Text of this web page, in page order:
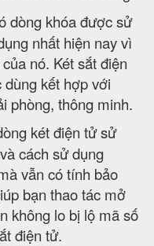
dòng khóa được sử
nhất hiện nay vì
nó. Két sắt điện
kết hợp với
phòng, thông minh.
két điện tử sử
cách sử dụng
vẫn có tính bảo
bạn thao tác mở
không lo bị lộ mã số
điện tử.